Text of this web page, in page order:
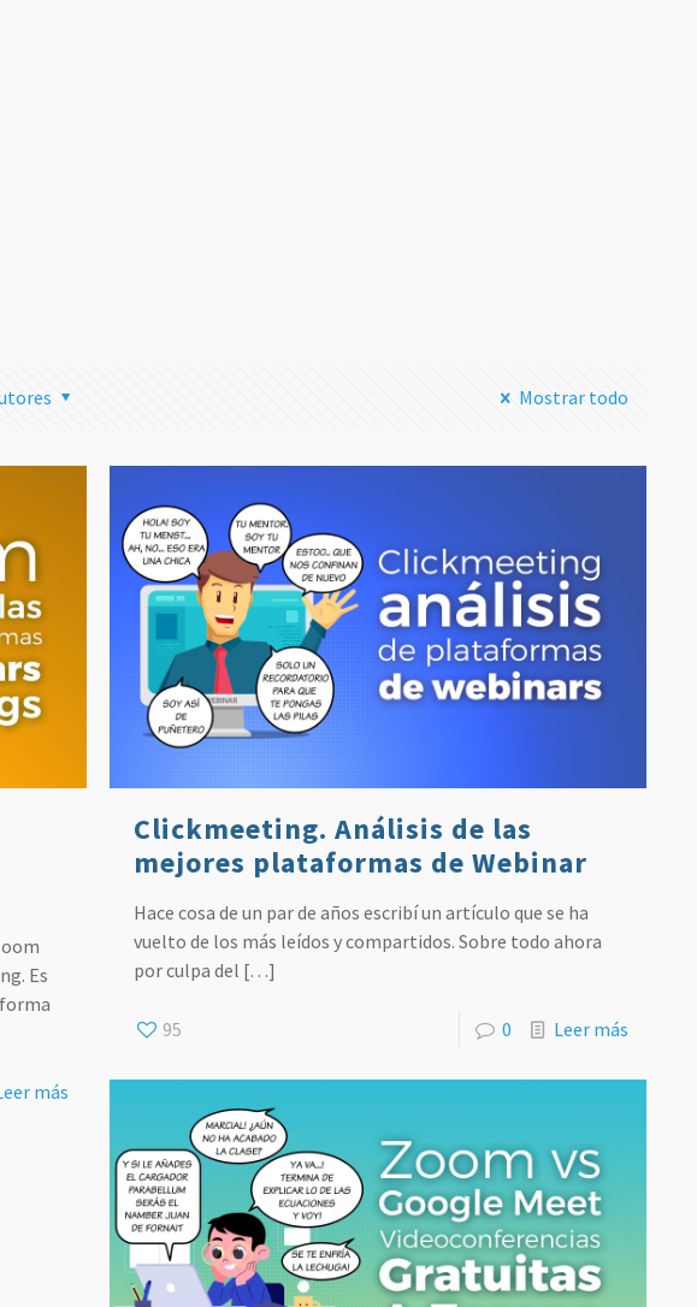
Mostrar todo
Es
más
Clickmeeting. Análisis de las
mejores plataformas de Webinar
Hace cosa de un par de años escribí un artículo que se ha
vuelto de los más leídos y compartidos. Sobre todo ahora
por culpa del […]
95 0 Leer más